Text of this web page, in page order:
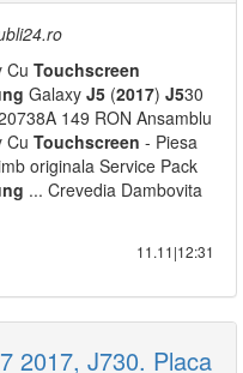
Cu Touchscreen
Galaxy J5 (2017) J530
149 RON Ansamblu
Cu Touchscreen - Piesa
originala Service Pack
... Crevedia Dambovita
11.11|12:31
2017, J730. Placa